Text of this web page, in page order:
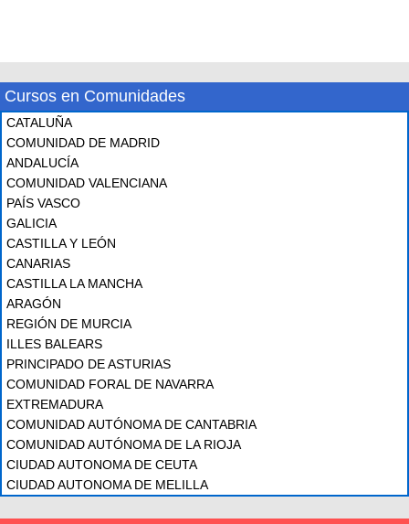
Cursos en Comunidades
CATALUÑA
COMUNIDAD DE MADRID
ANDALUCÍA
COMUNIDAD VALENCIANA
PAÍS VASCO
GALICIA
CASTILLA Y LEÓN
CANARIAS
CASTILLA LA MANCHA
ARAGÓN
REGIÓN DE MURCIA
ILLES BALEARS
PRINCIPADO DE ASTURIAS
COMUNIDAD FORAL DE NAVARRA
EXTREMADURA
COMUNIDAD AUTÓNOMA DE CANTABRIA
COMUNIDAD AUTÓNOMA DE LA RIOJA
CIUDAD AUTONOMA DE CEUTA
CIUDAD AUTONOMA DE MELILLA